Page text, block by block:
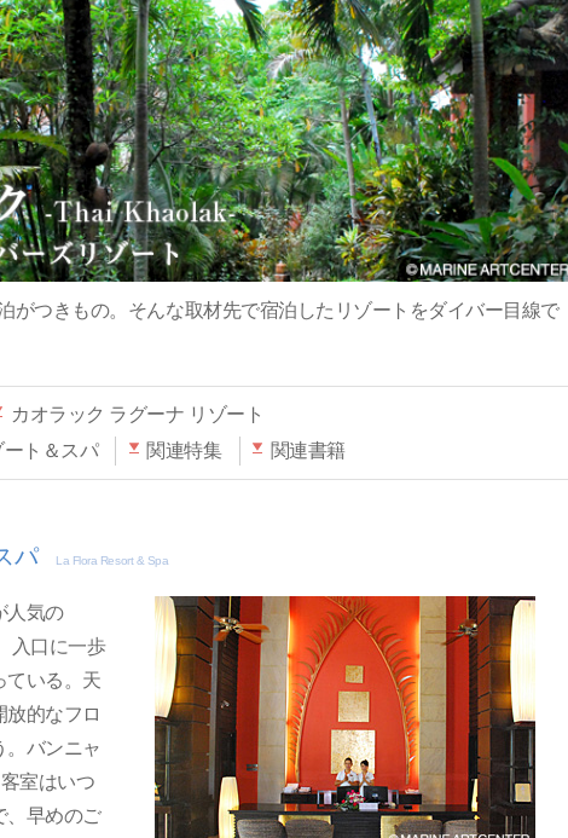
がつきもの。そんな取材先で宿泊したリゾートをダイバー目線で
カオラック ラグーナ リゾート
ート＆スパ
関連特集 関連書籍
パ La Flora Resort & Spa
人気の
入口に一歩
ている。天
的なフロ
。バンニャ
室はいつ
、早めのご